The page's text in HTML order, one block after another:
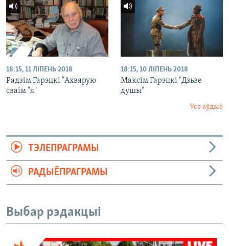
18:15, 11 ЛІПЕНЬ 2018
Радзім Гарэцкі "Ахвярую
сваім "я"
18:15, 10 ЛІПЕНЬ 2018
Максім Гарэцкі "Дзьве
душы"
Усе аўдыё
ТЭЛЕПРАГРАМЫ
РАДЫЁПРАГРАМЫ
Выбар рэдакцыі